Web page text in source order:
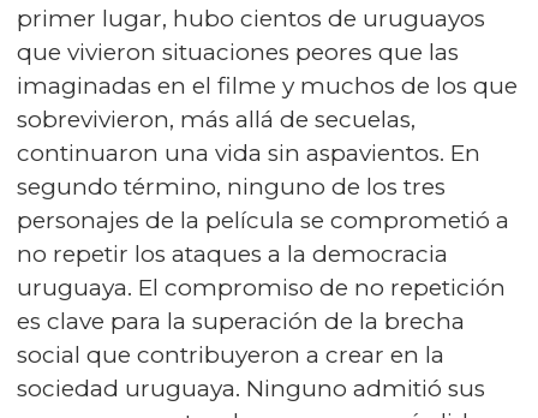
primer lugar, hubo cientos de uruguayos
que vivieron situaciones peores que las
imaginadas en el filme y muchos de los que
sobrevivieron, más allá de secuelas,
continuaron una vida sin aspavientos. En
segundo término, ninguno de los tres
personajes de la película se comprometió a
no repetir los ataques a la democracia
uruguaya. El compromiso de no repetición
es clave para la superación de la brecha
social que contribuyeron a crear en la
sociedad uruguaya. Ninguno admitió sus